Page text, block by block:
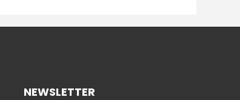
NEWSLETTER